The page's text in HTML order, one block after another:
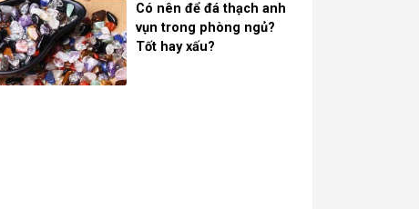
Có nên để đá thạch anh
vụn trong phòng ngủ?
Tốt hay xấu?